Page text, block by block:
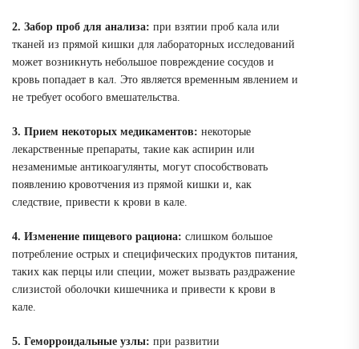
2. Забор проб для анализа: при взятии проб кала или
тканей из прямой кишки для лабораторных исследований
может возникнуть небольшое повреждение сосудов и
кровь попадает в кал. Это является временным явлением и
не требует особого вмешательства.
3. Прием некоторых медикаментов: некоторые
лекарственные препараты, такие как аспирин или
незаменимые антикоагулянты, могут способствовать
появлению кровотчения из прямой кишки и, как
следствие, привести к крови в кале.
4. Изменение пищевого рациона: слишком большое
потребление острых и специфических продуктов питания,
таких как перцы или специи, может вызвать раздражение
слизистой оболочки кишечника и привести к крови в
кале.
5. Геморроидальные узлы: при развитии